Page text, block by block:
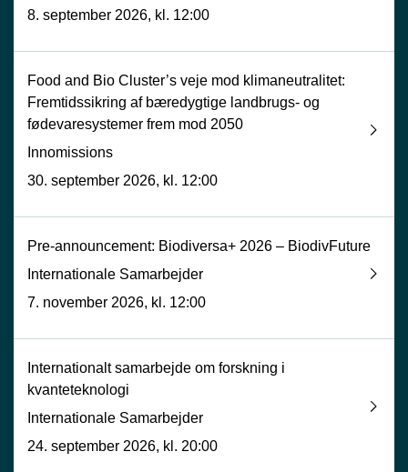
8. september 2026, kl. 12:00
Food and Bio Cluster’s veje mod klimaneutralitet:
Fremtidssikring af bæredygtige landbrugs- og
fødevaresystemer frem mod 2050
Innomissions
30. september 2026, kl. 12:00
Pre-announcement: Biodiversa+ 2026 – BiodivFuture
Internationale Samarbejder
7. november 2026, kl. 12:00
Internationalt samarbejde om forskning i
kvanteteknologi
Internationale Samarbejder
24. september 2026, kl. 20:00